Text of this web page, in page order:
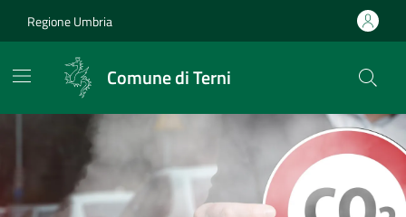
Regione Umbria
Comune di Terni